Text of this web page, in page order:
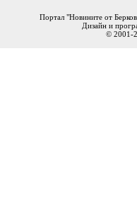
Портал "Новините от
Дизайн и
© 2001-